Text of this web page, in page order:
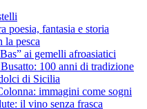
poesia, fantasia e storia
la pesca
ai gemelli afroasiatici
100 anni di tradizione
di Sicilia
immagini come sogni
il vino senza frasca